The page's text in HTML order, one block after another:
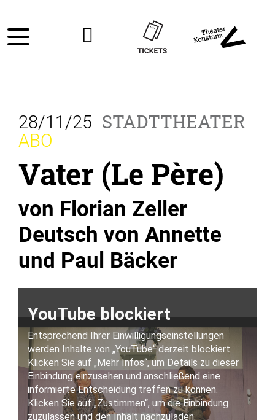
28/11/25 STADTTHEATER
ABO
Vater (Le Père)
von Florian Zeller
Deutsch von Annette
und Paul Bäcker